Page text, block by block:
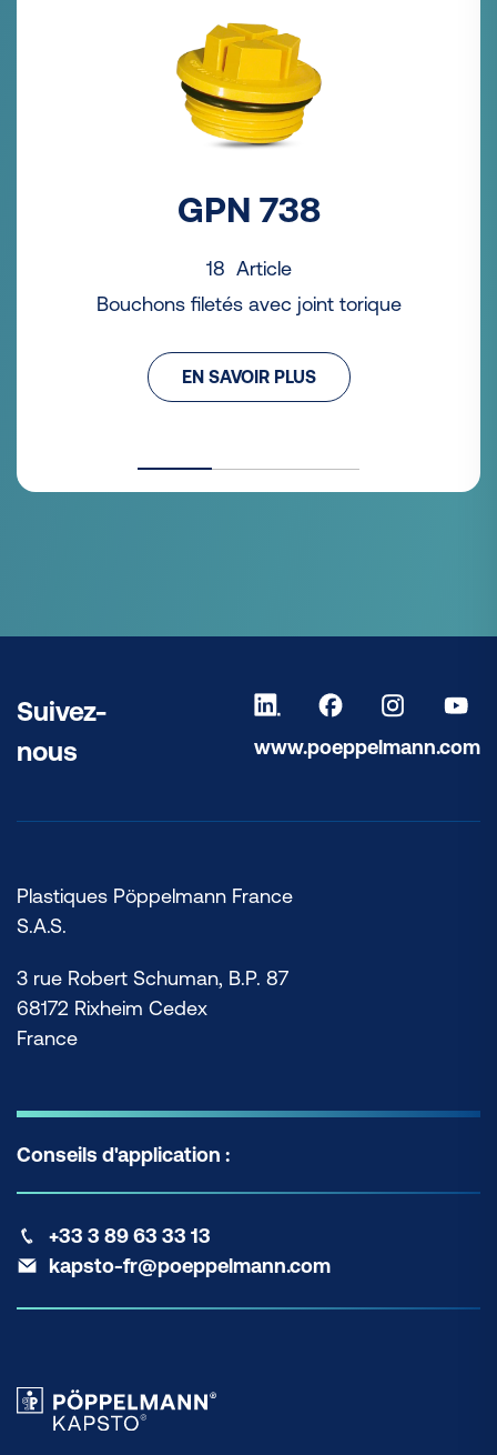
GPN 738
18 Article
Bouchons filetés avec joint torique
EN SAVOIR PLUS
Suivez-
nous
www.poeppelmann.com
Plastiques Pöppelmann France
S.A.S.
3 rue Robert Schuman, B.P. 87
68172 Rixheim Cedex
France
Conseils d'application :
+33 3 89 63 33 13
kapsto-fr@poeppelmann.com